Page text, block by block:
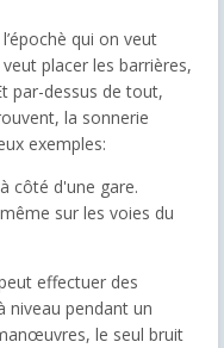
qui on veut
placer les barrières,
par-dessus de tout,
la sonnerie
exemples:
côté d'une gare.
sur les voies du
effectuer des
niveau pendant un
le seul bruit